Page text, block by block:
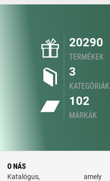
20290
TERMÉKEK
3
KATEGÓRIÁK
102
MÁRKÁK
O NÁS
Katalógus, amely